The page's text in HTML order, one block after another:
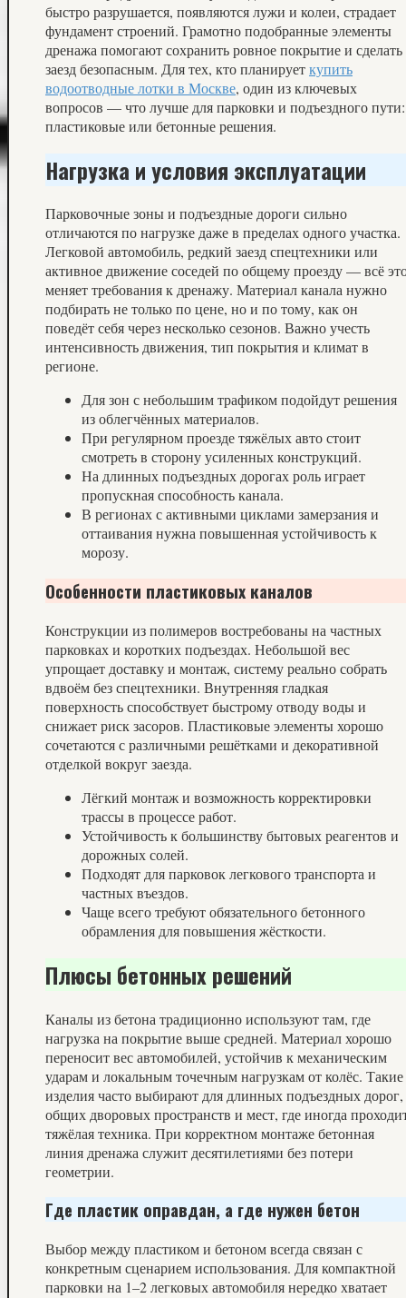
быстро разрушается, появляются лужи и колеи, страдает
фундамент строений. Грамотно подобранные элементы
дренажа помогают сохранить ровное покрытие и сделать
заезд безопасным. Для тех, кто планируеткупить
водоотводные лотки в Москве, один из ключевых
вопросов — что лучше для парковки и подъездного пути:
пластиковые или бетонные решения.
Нагрузка и условия эксплуатации
Парковочные зоны и подъездные дороги сильно
отличаются по нагрузке даже в пределах одного участка.
Легковой автомобиль, редкий заезд спецтехники или
активное движение соседей по общему проезду — всё
меняет требования к дренажу. Материал канала нужно
подбирать не только по цене, но и по тому, как он
поведёт себя через несколько сезонов. Важно учесть
интенсивность движения, тип покрытия и климат в
регионе.
Для зон с небольшим трафиком подойдут решения
из облегчённых материалов.
При регулярном проезде тяжёлых авто стоит
смотреть в сторону усиленных конструкций.
На длинных подъездных дорогах роль играет
пропускная способность канала.
В регионах с активными циклами замерзания и
оттаивания нужна повышенная устойчивость к
морозу.
Особенности пластиковых каналов
Конструкции из полимеров востребованы на частных
парковках и коротких подъездах. Небольшой вес
упрощает доставку и монтаж, систему реально собрать
вдвоём без спецтехники. Внутренняя гладкая
поверхность способствует быстрому отводу воды и
снижает риск засоров. Пластиковые элементы хорошо
сочетаются с различными решётками и декоративной
отделкой вокруг заезда.
Лёгкий монтаж и возможность корректировки
трассы в процессе работ.
Устойчивость к большинству бытовых реагентов и
дорожных солей.
Подходят для парковок легкового транспорта и
частных въездов.
Чаще всего требуют обязательного бетонного
обрамления для повышения жёсткости.
Плюсы бетонных решений
Каналы из бетона традиционно используют там, где
нагрузка на покрытие выше средней. Материал хорошо
переносит вес автомобилей, устойчив к механическим
ударам и локальным точечным нагрузкам от колёс. Такие
изделия часто выбирают для длинных подъездных дорог,
общих дворовых пространств и мест, где иногда
тяжёлая техника. При корректном монтаже бетонная
линия дренажа служит десятилетиями без потери
геометрии.
Где пластик оправдан, а где нужен бетон
Выбор между пластиком и бетоном всегда связан с
конкретным сценарием использования. Для компактной
парковки на 1–2 легковых автомобиля нередко хватает